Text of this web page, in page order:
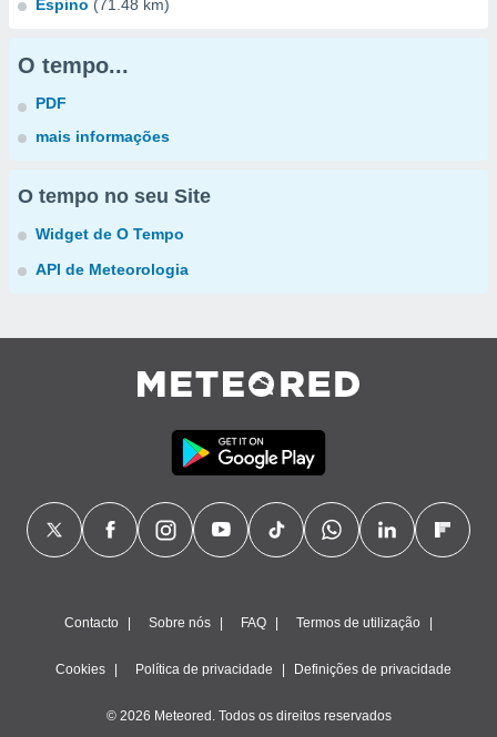
Espino (71.48 km)
O tempo...
PDF
mais informações
O tempo no seu Site
Widget de O Tempo
API de Meteorologia
Contacto Sobre nós FAQ Termos de utilização
Cookies Política de privacidade Definições de privacidade
© 2026 Meteored. Todos os direitos reservados